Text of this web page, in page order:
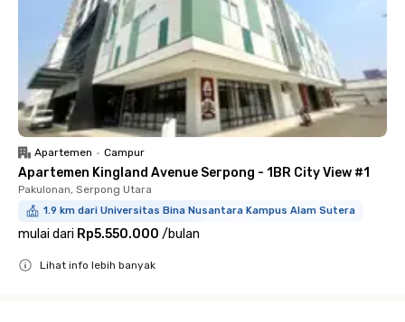
Apartemen • Campur
Apartemen Kingland Avenue Serpong - 1BR City View #1
Pakulonan, Serpong Utara
1.9 km dari Universitas Bina Nusantara Kampus Alam Sutera
mulai dari Rp5.550.000 /bulan
Lihat info lebih banyak